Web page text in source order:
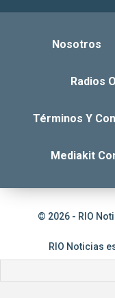
Nosotros
Radios
Términos Y
Mediakit
© 2026 - RIO
RIO Noticias